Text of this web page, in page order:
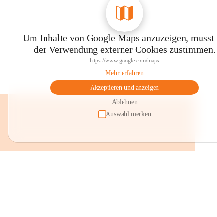
Um Inhalte von Google Maps anzuzeigen, musst
der Verwendung externer Cookies zustimmen.
https://www.google.com/maps
Mehr erfahren
Akzeptieren und anzeigen
Ablehnen
Auswahl merken